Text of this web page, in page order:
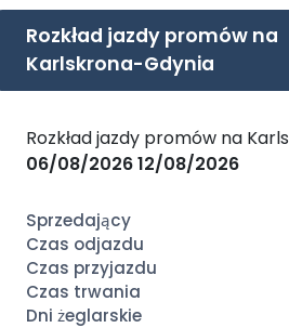
Rozkład jazdy promów na
Karlskrona-Gdynia
Rozkład jazdy promów na
06/08/202612/08/2026